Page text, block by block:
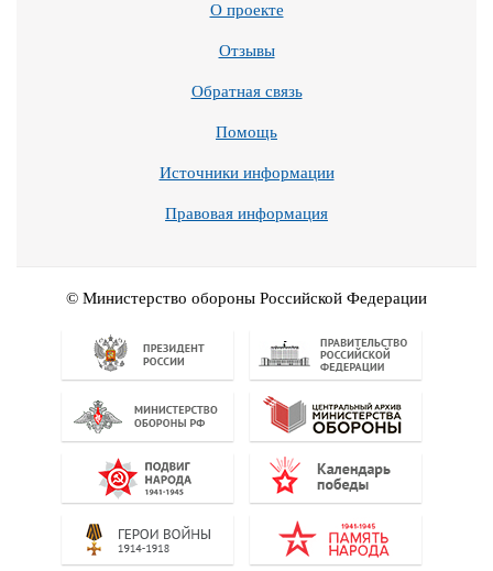
О проекте
Отзывы
Обратная связь
Помощь
Источники информации
Правовая информация
© Министерство обороны Российской Федерации